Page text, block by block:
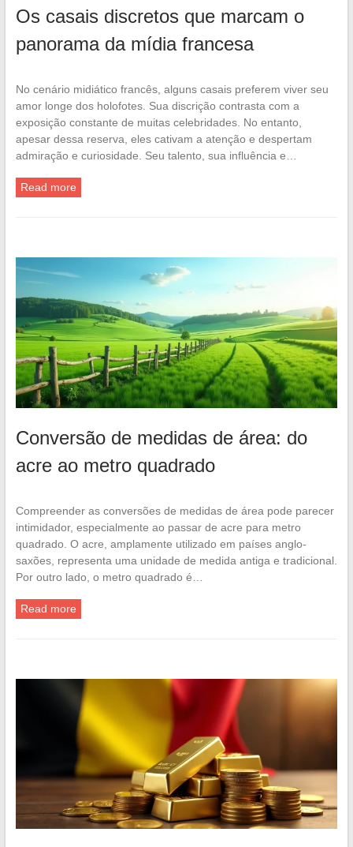
Os casais discretos que marcam o
panorama da mídia francesa
No cenário midiático francês, alguns casais preferem viver seu
amor longe dos holofotes. Sua discrição contrasta com a
exposição constante de muitas celebridades. No entanto,
apesar dessa reserva, eles cativam a atenção e despertam
admiração e curiosidade. Seu talento, sua influência e…
Read more
Conversão de medidas de área: do
acre ao metro quadrado
Compreender as conversões de medidas de área pode parecer
intimidador, especialmente ao passar de acre para metro
quadrado. O acre, amplamente utilizado em países anglo-
saxões, representa uma unidade de medida antiga e tradicional.
Por outro lado, o metro quadrado é…
Read more